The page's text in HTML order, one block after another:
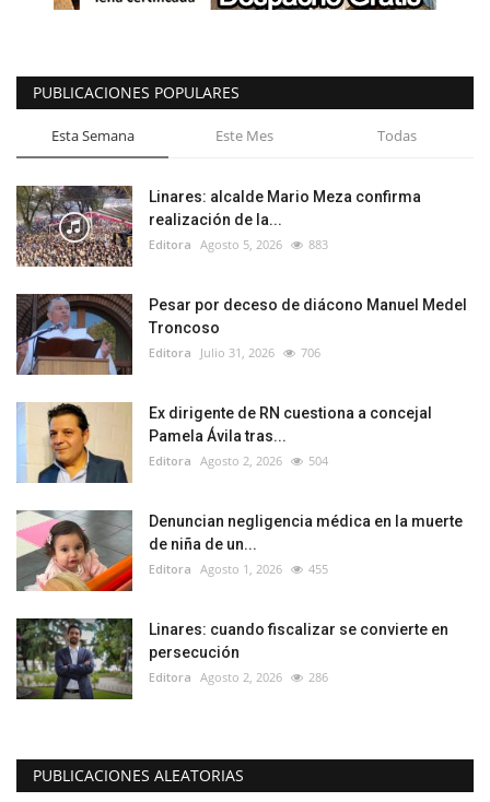
PUBLICACIONES POPULARES
Esta Semana Este Mes Todas
Linares: alcalde Mario Meza confirma
realización de la...
Editora Agosto 5, 2026 883
Pesar por deceso de diácono Manuel Medel
Troncoso
Editora Julio 31, 2026 706
Ex dirigente de RN cuestiona a concejal
Pamela Ávila tras...
Editora Agosto 2, 2026 504
Denuncian negligencia médica en la muerte
de niña de un...
Editora Agosto 1, 2026 455
Linares: cuando fiscalizar se convierte en
persecución
Editora Agosto 2, 2026 286
PUBLICACIONES ALEATORIAS